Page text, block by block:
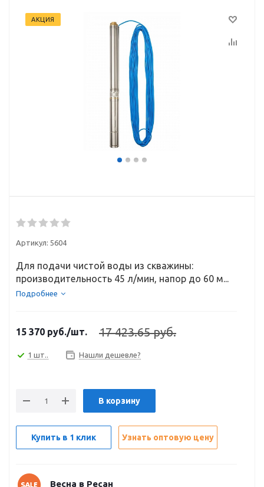
АКЦИЯ
Артикул: 5604
Для подачи чистой воды из скважины:
производительность 45 л/мин, напор до 60 м...
Подробнее
15 370 руб./шт. 17 423.65 руб.
1 шт.. Нашли дешевле?
В корзину
Купить в 1 клик Узнать оптовую цену
Весна в Ресан